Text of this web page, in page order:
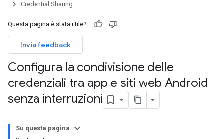
Credential Sharing
Questa pagina è stata utile?
Invia feedback
Configura la condivisione delle
credenziali tra app e siti web Android
senza interruzioni
Su questa pagina